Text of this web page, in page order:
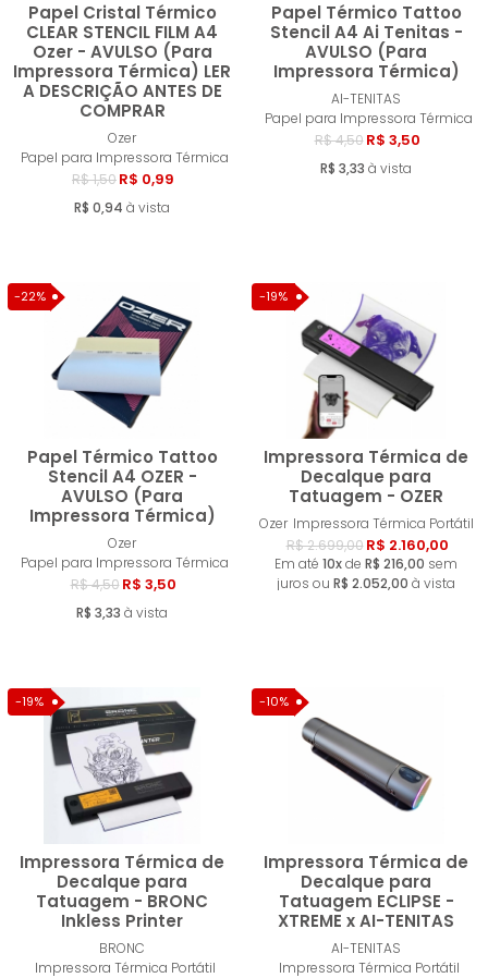
Papel Cristal Térmico
CLEAR STENCIL FILM A4
Ozer - AVULSO (Para
Impressora Térmica) LER
A DESCRIÇÃO ANTES DE
COMPRAR
Ozer
Papel para Impressora Térmica
R$ 1,50R$ 0,99
R$ 0,94 à vista
Comprar
Papel Térmico Tattoo
Stencil A4 Ai Tenitas -
AVULSO (Para
Impressora Térmica)
AI-TENITAS
Papel para Impressora Térmica
R$ 4,50 R$ 3,50
R$ 3,33 à vista
-22%
Papel Térmico Tattoo
Stencil A4 OZER -
AVULSO (Para
Impressora Térmica)
Ozer
Papel para Impressora Térmica
R$ 4,50 R$ 3,50
R$ 3,33 à vista
Comprar
-19%
Impressora Térmica de
Decalque para
Tatuagem - OZER
Ozer Impressora Térmica Portátil
R$ 2.699,00 R$ 2.160,00
Em até 10xde R$ 216,00 sem
juros ou R$ 2.052,00 à vista
-19%
Impressora Térmica de
Decalque para
Tatuagem - BRONC
Inkless Printer
BRONC
Impressora Térmica Portátil
Esgotado
-10%
Impressora Térmica de
Decalque para
Tatuagem ECLIPSE -
XTREME x AI-TENITAS
AI-TENITAS
Impressora Térmica Portátil